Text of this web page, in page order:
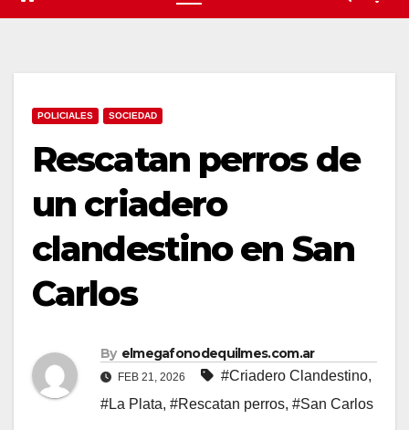
POLICIALES SOCIEDAD
Rescatan perros de
un criadero
clandestino en San
Carlos
By elmegafonodequilmes.com.ar
FEB 21, 2026 #Criadero Clandestino,
#La Plata, #Rescatan perros, #San Carlos